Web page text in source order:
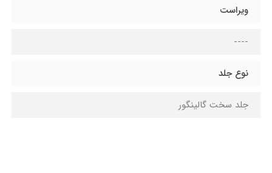
ویراست
----
نوع جلد
جلد سخت گالینگور